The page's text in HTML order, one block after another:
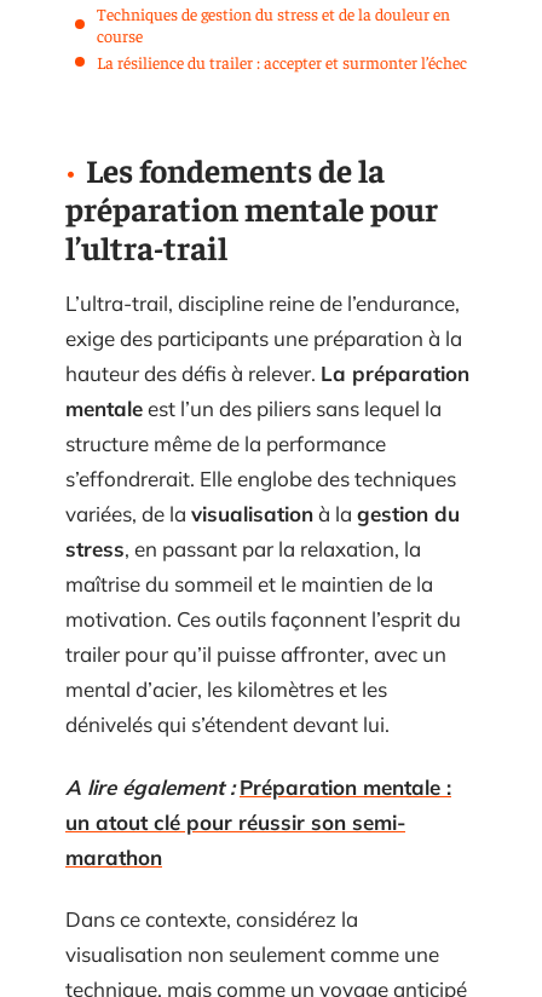
Techniques de gestion du stress et de la douleur en
course
La résilience du trailer : accepter et surmonter l’échec
Les fondements de la
préparation mentale pour
l’ultra-trail
L’ultra-trail, discipline reine de l’endurance,
exige des participants une préparation à la
hauteur des défis à relever. La préparation
mentaleest l’un des piliers sans lequel la
structure même de la performance
s’effondrerait. Elle englobe des techniques
variées, de la visualisationà la gestion du
stress, en passant par la relaxation, la
maîtrise du sommeil et le maintien de la
motivation. Ces outils façonnent l’esprit du
trailer pour qu’il puisse affronter, avec un
mental d’acier, les kilomètres et les
dénivelés qui s’étendent devant lui.
A lire également : Préparation mentale :
un atout clé pour réussir son semi-
marathon
Dans ce contexte, considérez la
visualisation non seulement comme une
technique, mais comme un voyage anticipé